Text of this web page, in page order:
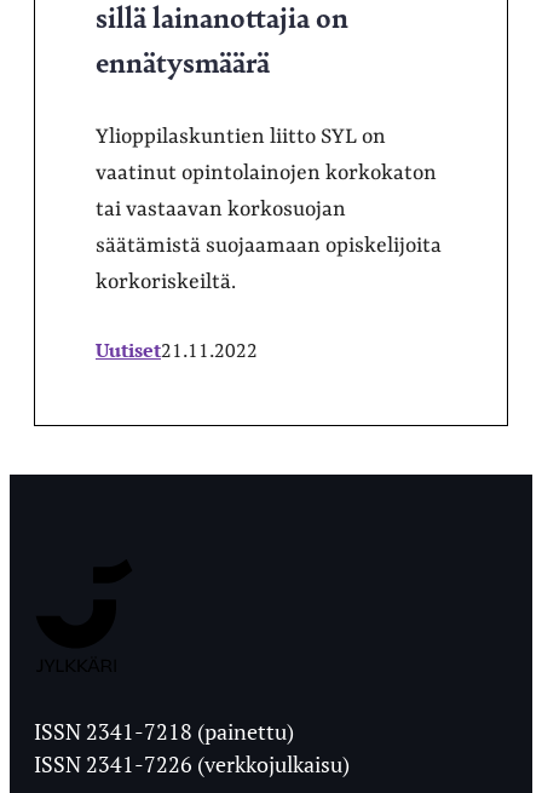
sillä lainanottajia on
ennätysmäärä
Ylioppilaskuntien liitto SYL on
vaatinut opintolainojen korkokaton
tai vastaavan korkosuojan
säätämistä suojaamaan opiskelijoita
korkoriskeiltä.
Uutiset21.11.2022
Ylioppilaslehti
ISSN 2341-7218 (painettu)
ISSN 2341-7226 (verkkojulkaisu)